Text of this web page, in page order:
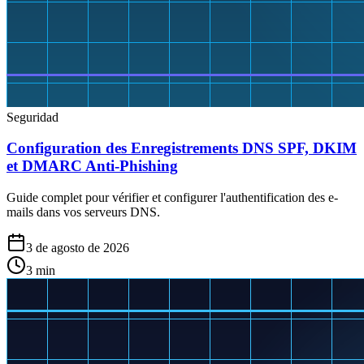
Seguridad
Configuration des Enregistrements DNS SPF, DKIM
et DMARC Anti-Phishing
Guide complet pour vérifier et configurer l'authentification des e-
mails dans vos serveurs DNS.
3 de agosto de 2026
3 min